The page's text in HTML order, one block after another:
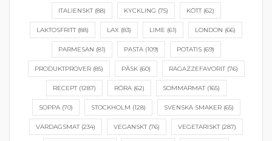
ITALIENSKT(88) KYCKLING (75) KÖTT(62)
LAKTOSFRITT(88) LAX (83) LIME (61) LONDON (66)
PARMESAN (81) PASTA(109) POTATIS(69)
PRODUKTPROVER(85) PÅSK(60) RAGAZZEFAVORIT(76)
RECEPT(1287) RÖRA(62) SOMMARMAT(165)
SOPPA(70) STOCKHOLM (128) SVENSKA SMAKER(65)
VARDAGSMAT(234) VEGANSKT(76) VEGETARISKT(287)